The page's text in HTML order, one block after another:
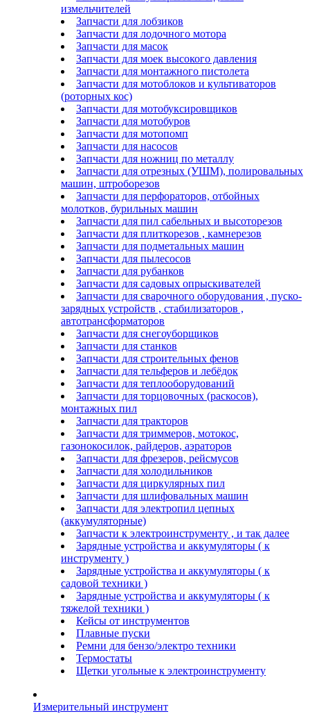
измельчителей
Запчасти для лобзиков
Запчасти для лодочного мотора
Запчасти для масок
Запчасти для моек высокого давления
Запчасти для монтажного пистолета
Запчасти для мотоблоков и культиваторов
(роторных кос)
Запчасти для мотобуксировщиков
Запчасти для мотобуров
Запчасти для мотопомп
Запчасти для насосов
Запчасти для ножниц по металлу
Запчасти для отрезных (УШМ), полировальных
машин, штроборезов
Запчасти для перфораторов, отбойных
молотков, бурильных машин
Запчасти для пил сабельных и высоторезов
Запчасти для плиткорезов , камнерезов
Запчасти для подметальных машин
Запчасти для пылесосов
Запчасти для рубанков
Запчасти для садовых опрыскивателей
Запчасти для сварочного оборудования , пуско-
зарядных устройств , стабилизаторов ,
автотрансформаторов
Запчасти для снегоуборщиков
Запчасти для станков
Запчасти для строительных фенов
Запчасти для тельферов и лебёдок
Запчасти для теплооборудований
Запчасти для торцовочных (раскосов),
монтажных пил
Запчасти для тракторов
Запчасти для триммеров, мотокос,
газонокосилок, райдеров, аэраторов
Запчасти для фрезеров, рейсмусов
Запчасти для холодильников
Запчасти для циркулярных пил
Запчасти для шлифовальных машин
Запчасти для электропил цепных
(аккумуляторные)
Запчасти к электроинструменту , и так далее
Зарядные устройства и аккумуляторы ( к
инструменту )
Зарядные устройства и аккумуляторы ( к
садовой техники )
Зарядные устройства и аккумуляторы ( к
тяжелой техники )
Кейсы от инструментов
Плавные пуски
Ремни для бензо/электро техники
Термостаты
Щетки угольные к электроинструменту
Измерительный инструмент